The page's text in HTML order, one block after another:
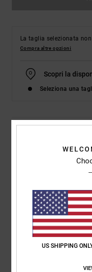
La taglia selezionata
Compra altre opzioni
Scopri la
Seleziona una
Dettagli &
Caratteristiche
Tessuto riciclato:
riciclato
Tessuto:Maglia
US SHIPPING